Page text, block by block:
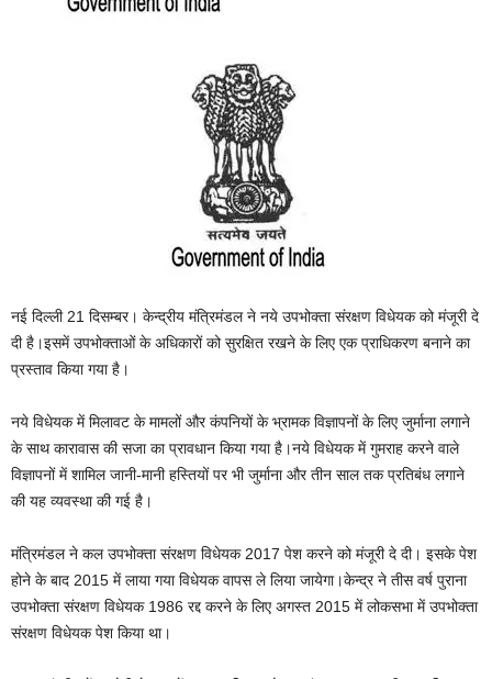
नई दिल्ली 21 दिसम्बर। केन्द्रीय मंत्रिमंडल ने नये उपभोक्ता संरक्षण विधेयक को मंजूरी दे
दी है।इसमें उपभोक्ताओं के अधिकारों को सुरक्षित रखने के लिए एक प्राधिकरण बनाने का
प्रस्ताव किया गया है।
नये विधेयक में मिलावट के मामलों और कंपनियों के भ्रामक विज्ञापनों के लिए जुर्माना लगाने
के साथ कारावास की सजा का प्रावधान किया गया है।नये विधेयक में गुमराह करने वाले
विज्ञापनों में शामिल जानी-मानी हस्तियों पर भी जुर्माना और तीन साल तक प्रतिबंध लगाने
की यह व्यवस्था की गई है।
मंत्रिमंडल ने कल उपभोक्ता संरक्षण विधेयक 2017 पेश करने को मंजूरी दे दी। इसके पेश
होने के बाद 2015 में लाया गया विधेयक वापस ले लिया जायेगा।केन्द्र ने तीस वर्ष पुराना
उपभोक्ता संरक्षण विधेयक 1986 रद्द करने के लिए अगस्त 2015 में लोकसभा में उपभोक्ता
संरक्षण विधेयक पेश किया था।